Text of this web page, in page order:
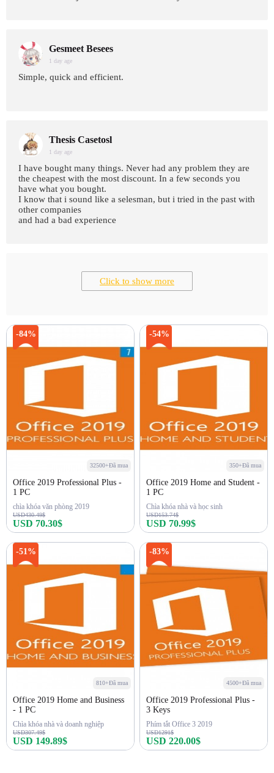
Gesmeet Besees
1 day age
Simple, quick and efficient.
Thesis Casetosl
1 day age
I have bought many things. Never had any problem they are
the cheapest with the most discount. In a few seconds you
have what you bought.
I know that i sound like a selesman, but i tried in the past with
other companies
and had a bad experience
Click to show more
-84%
32500+Đã mua
Office 2019 Professional Plus -
1 PC
chìa khóa văn phòng 2019
USD430.49$
USD 70.30$
-54%
350+Đã mua
Office 2019 Home and Student -
1 PC
Chìa khóa nhà và học sinh
USD153.74$
USD 70.99$
-51%
810+Đã mua
Office 2019 Home and Business
- 1 PC
Chìa khóa nhà và doanh nghiệp
USD307.49$
USD 149.89$
-83%
4500+Đã mua
Office 2019 Professional Plus -
3 Keys
Phím tắt Office 3 2019
USD1291$
USD 220.00$